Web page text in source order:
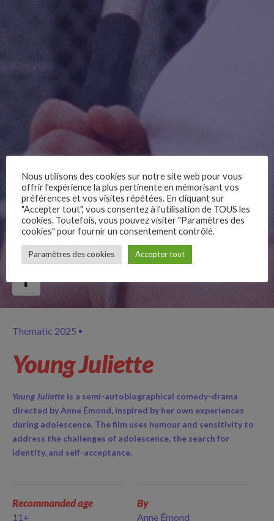
Follow Us
Thematic 2025
Young Juliette
Young Juliette is a semi-autobiographical comedy-drama
directed by Anne Émond, inspired by her own experiences
during adolescence. The film uses humour and sensitivity to
address the challenges of adolescence, the search for
identity, and self-acceptance.
Recommanded age
11+
By
Anne Émond
Nous utilisons des cookies sur notre site web pour vous
offrir l'expérience la plus pertinente en mémorisant vos
préférences et vos visites répétées. En cliquant sur
"Accepter tout", vous consentez à l'utilisation de TOUS les
cookies. Toutefois, vous pouvez visiter "Paramètres des
cookies" pour fournir un consentement contrôlé.
Paramètres des cookies Accepter tout